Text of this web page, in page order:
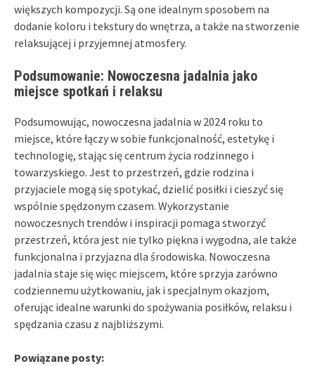
większych kompozycji. Są one idealnym sposobem na
dodanie koloru i tekstury do wnętrza, a także na stworzenie
relaksującej i przyjemnej atmosfery.
Podsumowanie: Nowoczesna jadalnia jako
miejsce spotkań i relaksu
Podsumowując, nowoczesna jadalnia w 2024 roku to
miejsce, które łączy w sobie funkcjonalność, estetykę i
technologię, stając się centrum życia rodzinnego i
towarzyskiego. Jest to przestrzeń, gdzie rodzina i
przyjaciele mogą się spotykać, dzielić posiłki i cieszyć się
wspólnie spędzonym czasem. Wykorzystanie
nowoczesnych trendów i inspiracji pomaga stworzyć
przestrzeń, która jest nie tylko piękna i wygodna, ale także
funkcjonalna i przyjazna dla środowiska. Nowoczesna
jadalnia staje się więc miejscem, które sprzyja zarówno
codziennemu użytkowaniu, jak i specjalnym okazjom,
oferując idealne warunki do spożywania posiłków, relaksu i
spędzania czasu z najbliższymi.
Powiązane posty: